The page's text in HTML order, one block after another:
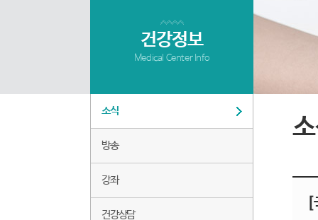
건강정보
Medical Center Info
소식
방송
강좌
건강상담